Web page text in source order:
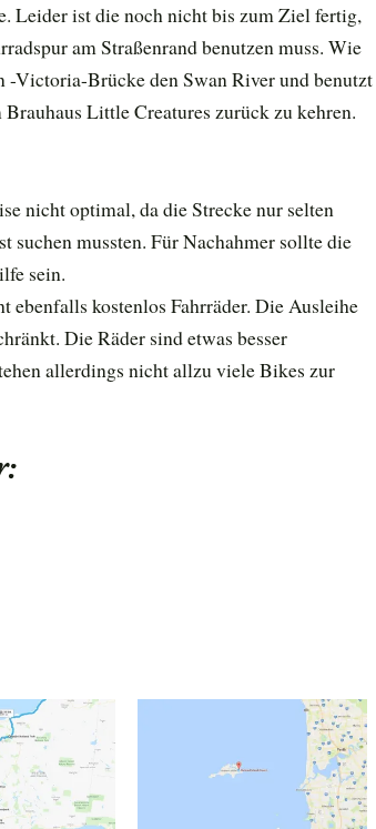
Leider ist die noch nicht bis zum Ziel fertig,
am Straßenrand benutzen muss. Wie
-Victoria-Brücke den Swan River und benutzt
Little Creatures zurück zu kehren.
nicht optimal, da die Strecke nur selten
suchen mussten. Für Nachahmer sollte die
sein.
kostenlos Fahrräder. Die Ausleihe
Die Räder sind etwas besser
allerdings nicht allzu viele Bikes zur